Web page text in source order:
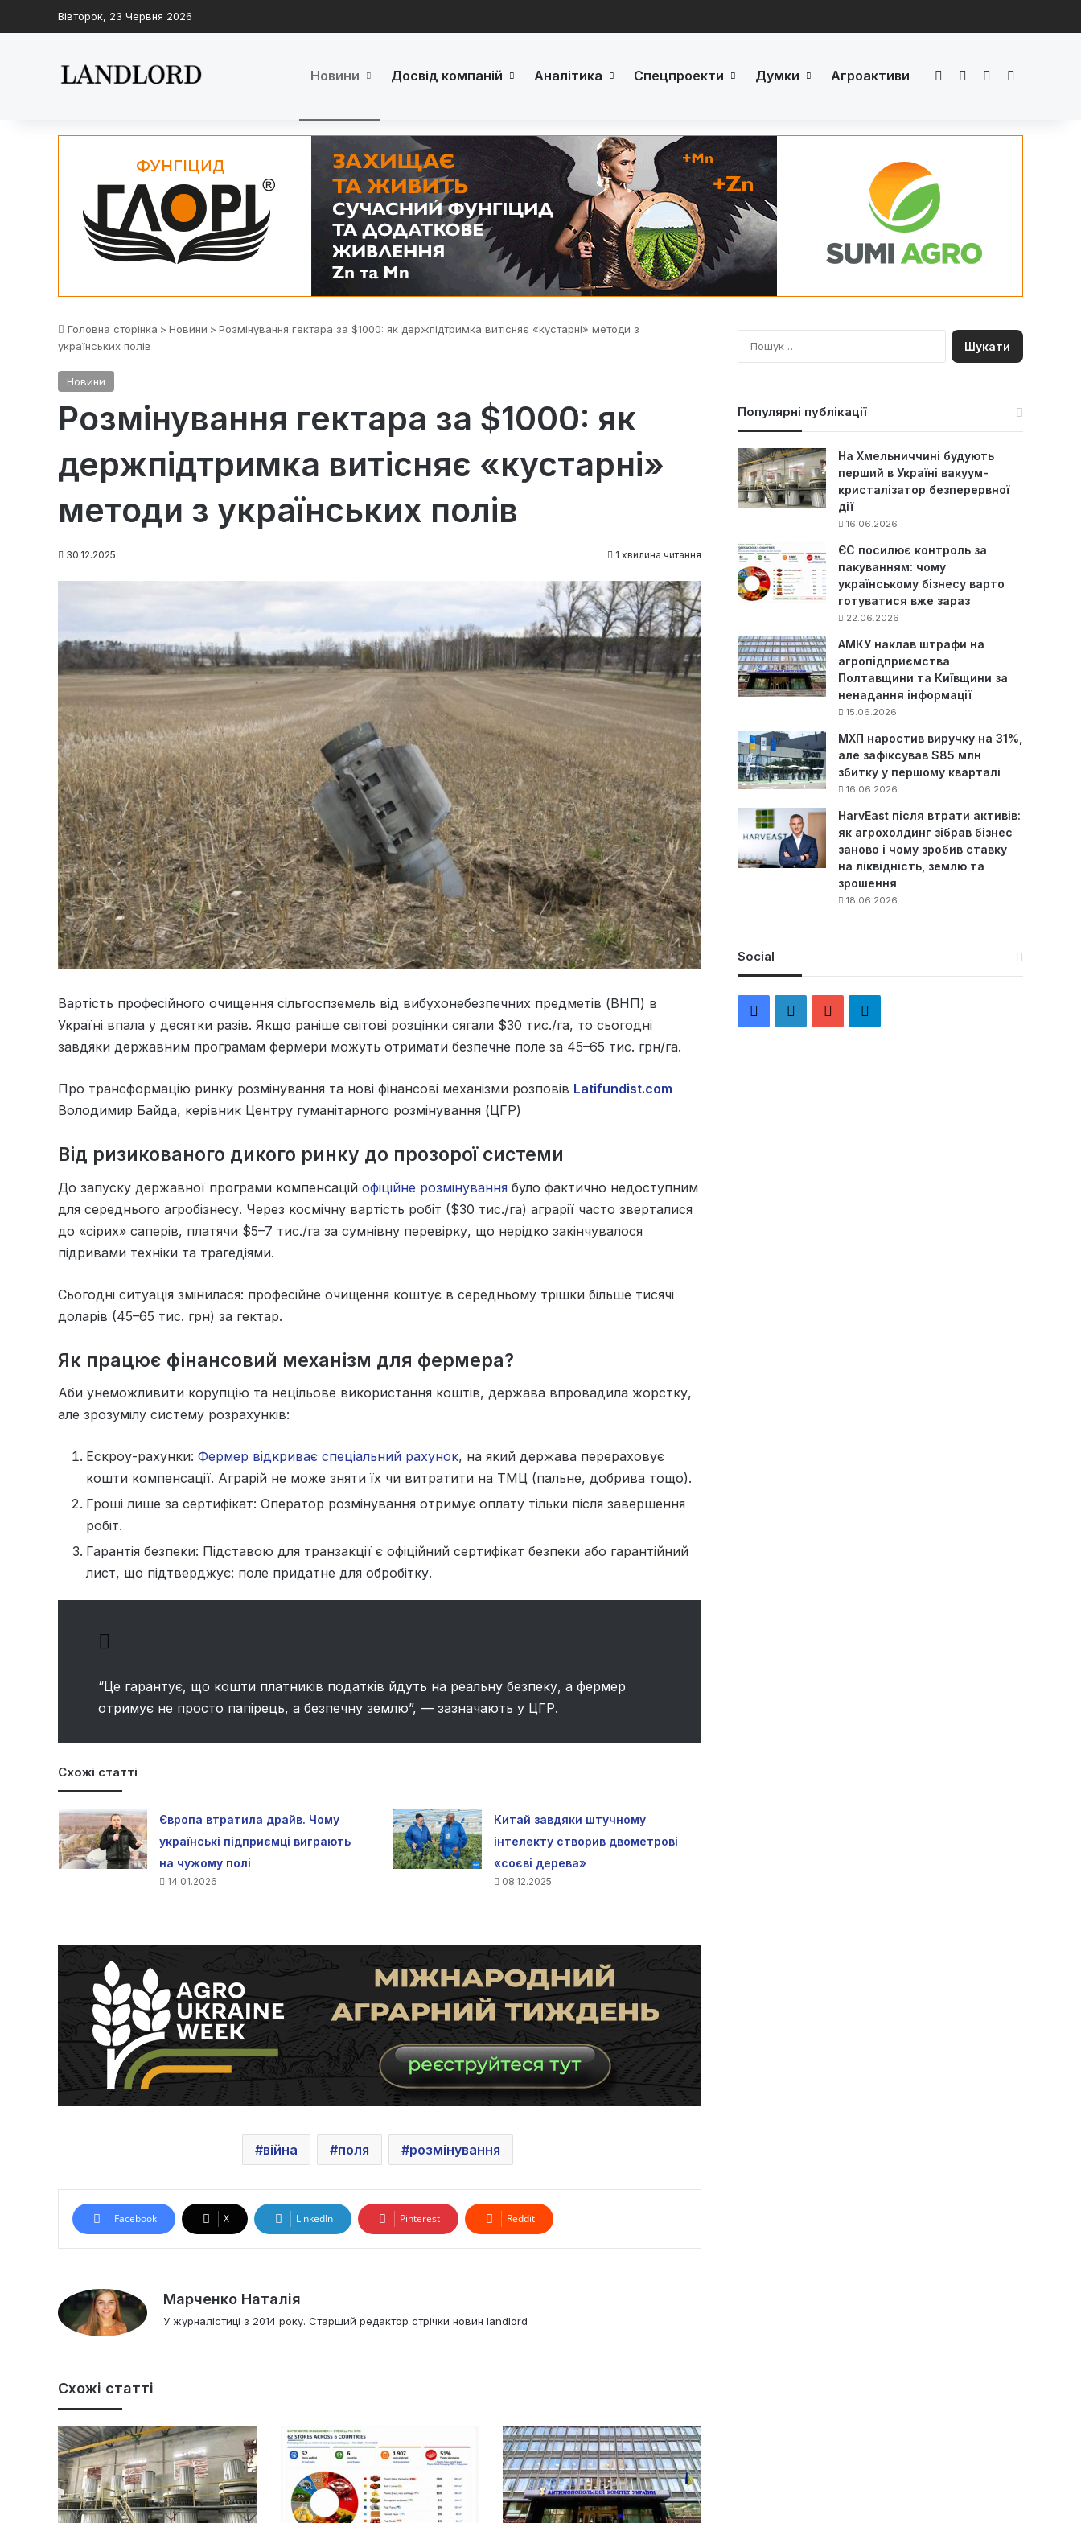
Вівторок, 23 Червня 2026
Новини Досвід компаній Аналітика Спецпроекти Думки Агроактиви FacebookLinkedInYouTube
Головна сторінка > Новини > Розмінування гектара за $1000: як держпідтримка витісняє «кустарні» методи з
українських полів
Новини
Розмінування гектара за $1000: як
держпідтримка витісняє «кустарні»
методи з українських полів
30.12.2025 1 хвилина читання
Вартість професійного очищення сільгоспземель від вибухонебезпечних предметів (ВНП) в
Україні впала у десятки разів. Якщо раніше світові розцінки сягали $30 тис./га, то сьогодні
завдяки державним програмам фермери можуть отримати безпечне поле за 45–65 тис. грн/га.
Про трансформацію ринку розмінування та нові фінансові механізми розповів Latifundist.com
Володимир Байда, керівник Центру гуманітарного розмінування (ЦГР)
Від ризикованого дикого ринку до прозорої системи
До запуску державної програми компенсацій офіційне розмінування було фактично недоступним
для середнього агробізнесу. Через космічну вартість робіт ($30 тис./га) аграрії часто зверталися
до «сірих» саперів, платячи $5–7 тис./га за сумнівну перевірку, що нерідко закінчувалося
підривами техніки та трагедіями.
Сьогодні ситуація змінилася: професійне очищення коштує в середньому трішки більше тисячі
доларів (45–65 тис. грн) за гектар.
Як працює фінансовий механізм для фермера?
Аби унеможливити корупцію та нецільове використання коштів, держава впровадила жорстку,
але зрозумілу систему розрахунків:
Ескроу-рахунки: Фермер відкриває спеціальний рахунок, на який держава перераховує
кошти компенсації. Аграрій не може зняти їх чи витратити на ТМЦ (пальне, добрива тощо).
Гроші лише за сертифікат: Оператор розмінування отримує оплату тільки після завершення
робіт.
Гарантія безпеки: Підставою для транзакції є офіційний сертифікат безпеки або гарантійний
лист, що підтверджує: поле придатне для обробітку.
“Це гарантує, що кошти платників податків йдуть на реальну безпеку, а фермер
отримує не просто папірець, а безпечну землю”, — зазначають у ЦГР.
Схожі статті
Європа втратила драйв. Чому
українські підприємці виграють
на чужому полі
14.01.2026
Китай завдяки штучному
інтелекту створив двометрові
«соєві дерева»
08.12.2025
війна поля розмінування
Facebook X LinkedIn Pinterest Reddit
Марченко Наталія
У журналістиці з 2014 року. Старший редактор стрічки новин landlord
Схожі статті
П
о
Популярні публікації
На Хмельниччині будують
перший в Україні вакуум-
кристалізатор безперервної
дії
16.06.2026
ЄС посилює контроль за
пакуванням: чому
українському бізнесу варто
готуватися вже зараз
22.06.2026
АМКУ наклав штрафи на
агропідприємства
Полтавщини та Київщини за
ненадання інформації
15.06.2026
МХП наростив виручку на 31%,
але зафіксував $85 млн
збитку у першому кварталі
16.06.2026
HarvEast після втрати активів:
як агрохолдинг зібрав бізнес
заново і чому зробив ставку
на ліквідність, землю та
зрошення
18.06.2026
Social